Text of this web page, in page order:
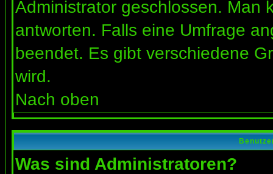
Administrator geschlossen. Man
antworten. Falls eine Umfrage
beendet. Es gibt verschiedene
wird.
Nach oben
Was sind Administratoren?